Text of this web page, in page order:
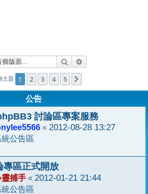
搜尋
主題 1 2 3 4 5
公告
討論區專案服務
« 2012-08-28 13:27
統公告區
專區正式開放
靈捕手 « 2012-01-21 21:44
統公告區